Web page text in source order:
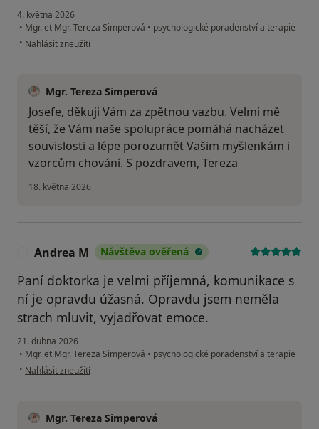
4. května 2026
• Mgr. et Mgr. Tereza Simperová • psychologické poradenství a terapie
• podle názoru uživatele Josef K.
Nahlásit zneužití
Mgr. Tereza Simperová
Josefe, děkuji Vám za zpětnou vazbu. Velmi mě
těší, že Vám naše spolupráce pomáhá nacházet
souvislosti a lépe porozumět Vašim myšlenkám i
vzorcům chování. S pozdravem, Tereza
18. května 2026
Andrea M Návštěva ověřená
Paní doktorka je velmi příjemná, komunikace s
ní je opravdu úžasná. Opravdu jsem neměla
strach mluvit, vyjadřovat emoce.
21. dubna 2026
• Mgr. et Mgr. Tereza Simperová • psychologické poradenství a terapie
• podle názoru uživatele Andrea M
Nahlásit zneužití
Mgr. Tereza Simperová